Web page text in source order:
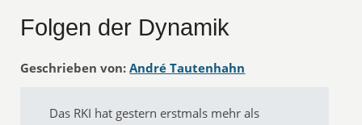
Folgen der Dynamik
Geschrieben von: André Tautenhahn
Das RKI hat gestern erstmals mehr als